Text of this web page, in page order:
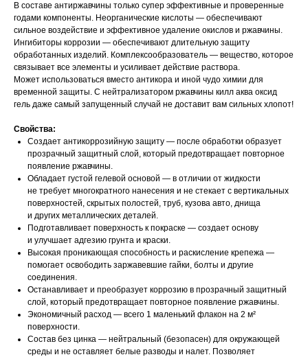
В составе антиржавчины только супер эффективные и проверенные
годами компоненты. Неорганические кислоты — обеспечивают
сильное воздействие и эффективное удаление окислов и ржавчины.
Ингибиторы коррозии — обеспечивают длительную защиту
обработанных изделий. Комплексообразователь — вещество, которое
связывает все элементы и усиливает действие раствора.
Может использоваться вместо антикора и иной чудо химии для
временной защиты. С нейтрализатором ржавчины килл аква оксид
гель даже самый запущенный случай не доставит вам сильных хлопот!
Свойства:
Создает антикоррозийную защиту — после обработки образует
прозрачный защитный слой, который предотвращает повторное
появление ржавчины.
Обладает густой гелевой основой — в отличии от жидкости
не требует многократного нанесения и не стекает с вертикальных
поверхностей, скрытых полостей, труб, кузова авто, днища
и других металлических деталей.
Подготавливает поверхность к покраске — создает основу
и улучшает адгезию грунта и краски.
Высокая проникающая способность и раскисление крепежа —
помогает освободить заржавевшие гайки, болты и другие
соединения.
Останавливает и преобразует коррозию в прозрачный защитный
слой, который предотвращает повторное появление ржавчины.
Экономичный расход — всего 1 маленький флакон на 2 м²
поверхности.
Состав без цинка — нейтральный (безопасен) для окружающей
среды и не оставляет белые разводы и налет. Позволяет